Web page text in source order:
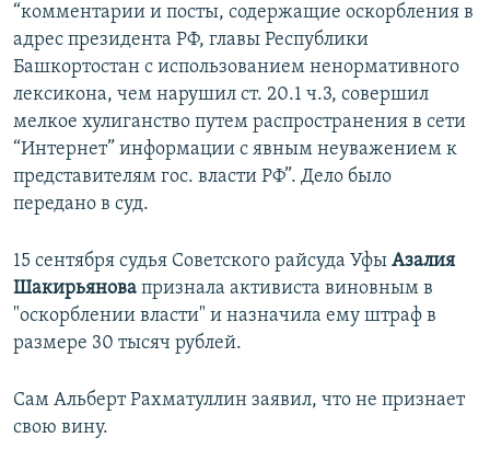
“комментарии и посты, содержащие оскорбления в
адрес президента РФ, главы Республики
Башкортостан с использованием ненормативного
лексикона, чем нарушил ст. 20.1 ч.3, совершил
мелкое хулиганство путем распространения в сети
“Интернет” информации с явным неуважением к
представителям гос. власти РФ”. Дело было
передано в суд.
15 сентября судья Советского райсуда Уфы Азалия
Шакирьянова признала активиста виновным в
"оскорблении власти" и назначила ему штраф в
размере 30 тысяч рублей.
Сам Альберт Рахматуллин заявил, что не признает
свою вину.